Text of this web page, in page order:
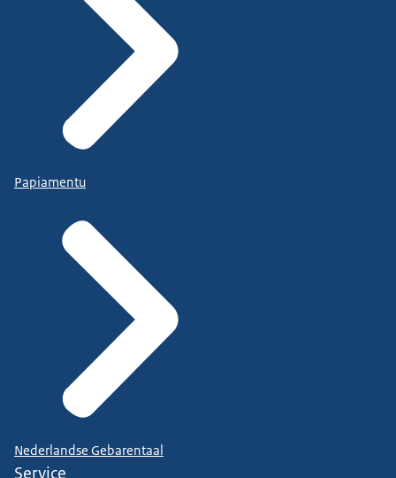
Papiamentu
Nederlandse Gebarentaal
Service